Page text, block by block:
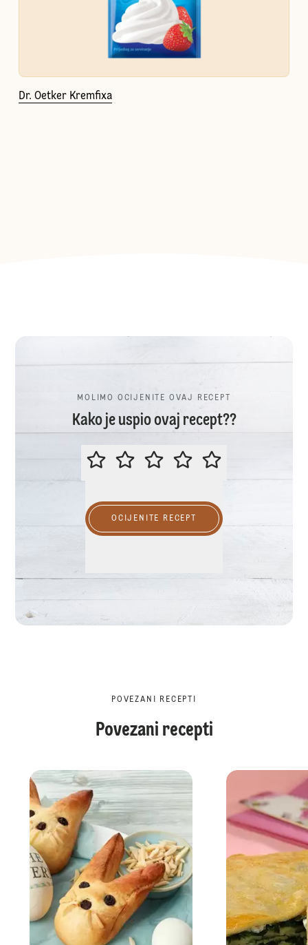
Dr. Oetker Kremfixa
MOLIMO OCIJENITE OVAJ RECEPT
Kako je uspio ovaj recept??
MOLIMO OCIJENITE OVAJ
OCIJENITE RECEPT
POVEZANI RECEPTI
Povezani recepti